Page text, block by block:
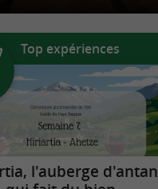
Top expériences
l'auberge d'antan